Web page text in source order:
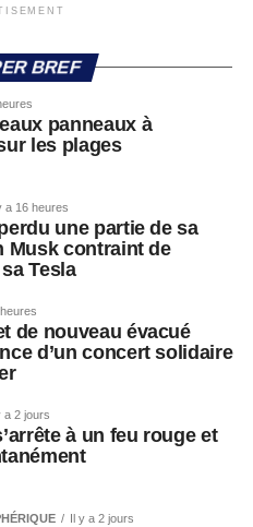
BREF
panneaux à
les plages
a 16 heures
une partie de sa
Musk contraint de
Tesla
de nouveau évacué
d’un concert solidaire
a 2 jours
à un feu rouge et
Il y a 2 jours